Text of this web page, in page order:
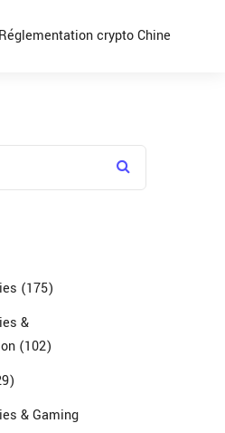
Réglementation crypto Chine
(175)
&
(102)
& Gaming